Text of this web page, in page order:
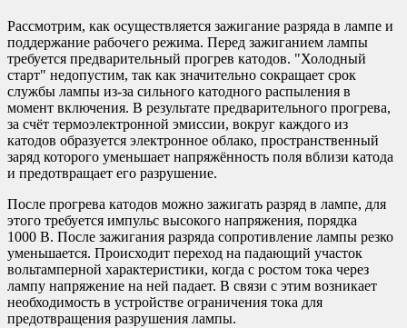
Рассмотрим, как осуществляется зажигание разряда в лампе и
поддержание рабочего режима. Перед зажиганием лампы
требуется предварительный прогрев катодов. "Холодный
старт" недопустим, так как значительно сокращает срок
службы лампы из-за сильного катодного распыления в
момент включения. В результате предварительного прогрева,
за счёт термоэлектронной эмиссии, вокруг каждого из
катодов образуется электронное облако, пространственный
заряд которого уменьшает напряжённость поля вблизи катода
и предотвращает его разрушение.
После прогрева катодов можно зажигать разряд в лампе, для
этого требуется импульс высокого напряжения, порядка
1000 В. После зажигания разряда сопротивление лампы резко
уменьшается. Происходит переход на падающий участок
вольтамперной характеристики, когда с ростом тока через
лампу напряжение на ней падает. В связи с этим возникает
необходимость в устройстве ограничения тока для
предотвращения разрушения лампы.